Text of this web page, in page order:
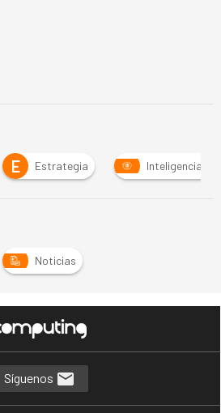
Estrategia Inteligencia Artificial
Noticias
Síguenos